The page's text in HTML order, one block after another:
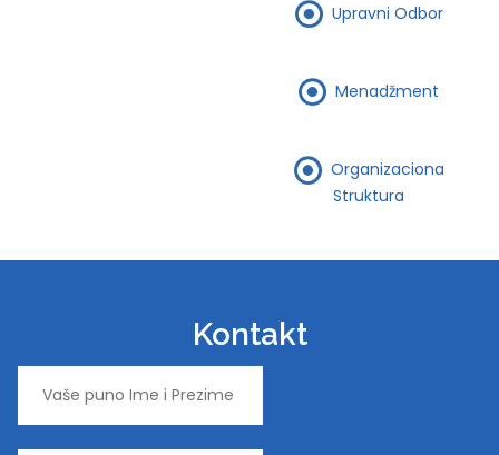
Upravni Odbor
Menadžment
Organizaciona
Struktura
Kontakt